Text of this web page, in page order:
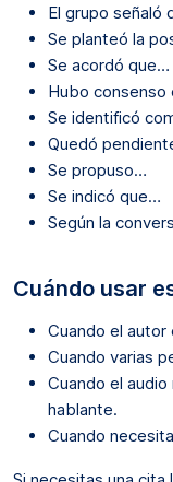
El grupo señaló
Se planteó la
Se acordó que…
Hubo consenso
Se identificó
Quedó
Se propuso…
Se indicó que…
Según la
Cuándo usar
Cuando el
Cuando varias
Cuando el
hablante.
Cuando